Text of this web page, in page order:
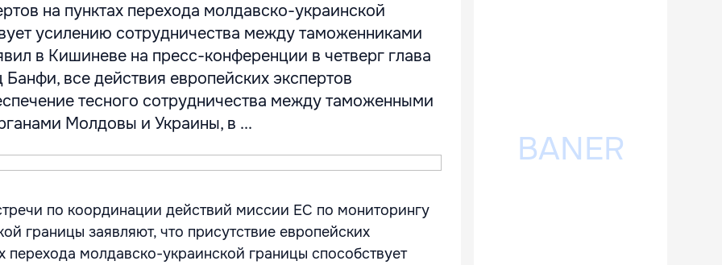
на пунктах перехода молдавско-украинской
усилению сотрудничества между таможенниками
в Кишиневе на пресс-конференции в четверг глава
все действия европейских экспертов
тесного сотрудничества между таможенными
Молдовы и Украины, в ...
по координации действий миссии ЕС по мониторингу
границы заявляют, что присутствие европейских
перехода молдавско-украинской границы способствует